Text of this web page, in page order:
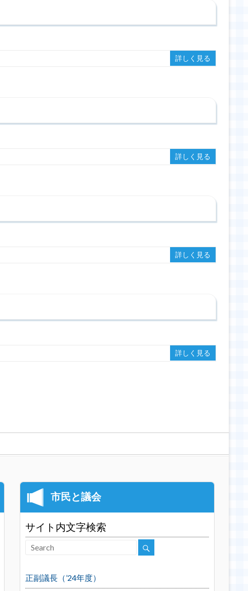
詳しく見る
詳しく見る
詳しく見る
詳しく見る
サイト内文字検索
正副議長（’24年度）